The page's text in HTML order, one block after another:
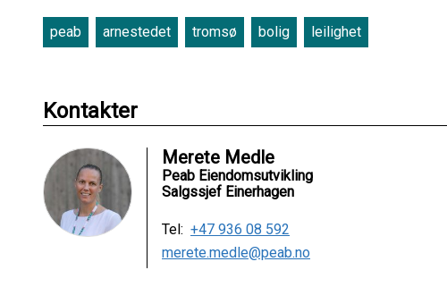
peab arnestedet tromsø bolig leilighet
Kontakter
Merete Medle
Peab Eiendomsutvikling
Salgssjef Einerhagen
Tel: +47 936 08 592
merete.medle@peab.no